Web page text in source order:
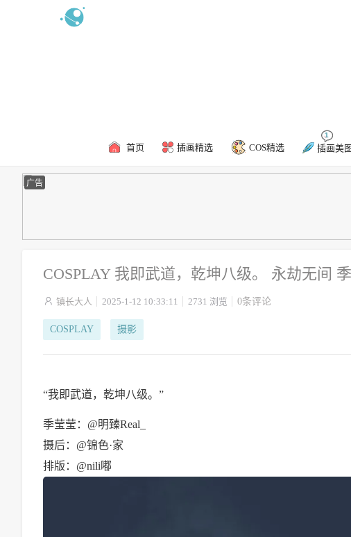
首页 插画精选 COS精选
1
插画美图
广告
COSPLAY 我即武道，乾坤八级。 永劫无间 季
 镇长大人 2025-1-12 10:33:11 2731 浏览 0条评论
COSPLAY 摄影
“我即武道，乾坤八级。”
季莹莹：@明臻Real_
摄后：@锦色·家
排版：@nili嘟 ​​​